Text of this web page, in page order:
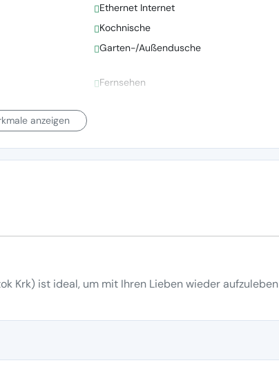
Ethernet Internet
Kochnische
Garten-/Außendusche
Fernsehen
anzeigen
Krk) ist ideal, um mit Ihren Lieben wieder aufzuleben